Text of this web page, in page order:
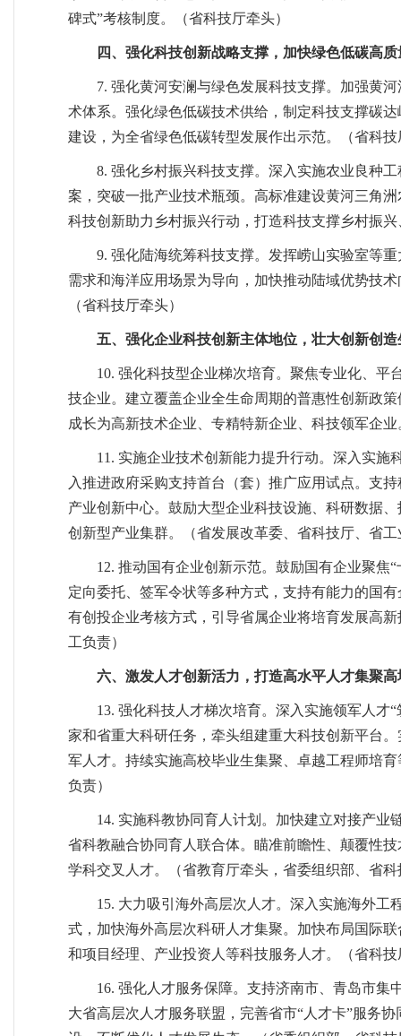
碑式”考核制度。（省科技厅牵头）
四、强化科技创新战略支撑，加快绿色低碳高
7. 强化黄河安澜与绿色发展科技支撑。加强黄
术体系。强化绿色低碳技术供给，制定科技支撑碳
建设，为全省绿色低碳转型发展作出示范。（省科
8. 强化乡村振兴科技支撑。深入实施农业良种
案，突破一批产业技术瓶颈。高标准建设黄河三角
科技创新助力乡村振兴行动，打造科技支撑乡村振
9. 强化陆海统筹科技支撑。发挥崂山实验室等
需求和海洋应用场景为导向，加快推动陆域优势技
（省科技厅牵头）
五、强化企业科技创新主体地位，壮大创新创造
10. 强化科技型企业梯次培育。聚焦专业化、
技企业。建立覆盖企业全生命周期的普惠性创新政
成长为高新技术企业、专精特新企业、科技领军企
11. 实施企业技术创新能力提升行动。深入实施
入推进政府采购支持首台（套）推广应用试点。支
产业创新中心。鼓励大型企业科技设施、科研数据
创新型产业集群。（省发展改革委、省科技厅、省
12. 推动国有企业创新示范。鼓励国有企业聚焦
定向委托、签军令状等多种方式，支持有能力的国
有创投企业考核方式，引导省属企业将培育发展高
工负责）
六、激发人才创新活力，打造高水平人才集聚高
13. 强化科技人才梯次培育。深入实施领军人才
家和省重大科研任务，牵头组建重大科技创新平台
军人才。持续实施高校毕业生集聚、卓越工程师培
负责）
14. 实施科教协同育人计划。加快建立对接产业
省科教融合协同育人联合体。瞄准前瞻性、颠覆性
学科交叉人才。（省教育厅牵头，省委组织部、省
15. 大力吸引海外高层次人才。深入实施海外
式，加快海外高层次科研人才集聚。加快布局国际
和项目经理、产业投资人等科技服务人才。（省科技
16. 强化人才服务保障。支持济南市、青岛市集
大省高层次人才服务联盟，完善省市“人才卡”服务